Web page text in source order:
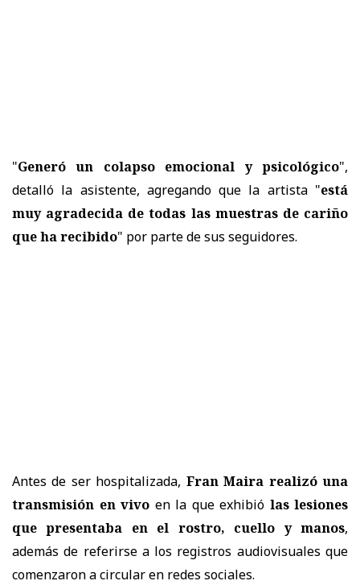
"Generó un colapso emocional y psicológico",
detalló la asistente, agregando que la artista "está
muy agradecida de todas las muestras de cariño
que ha recibido" por parte de sus seguidores.
Antes de ser hospitalizada, Fran Maira realizó una
transmisión en vivo en la que exhibió las lesiones
que presentaba en el rostro, cuello y manos,
además de referirse a los registros audiovisuales que
comenzaron a circular en redes sociales.